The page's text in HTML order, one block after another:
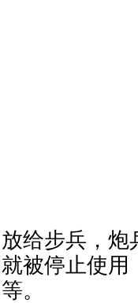
放给步兵，炮
就被停止使用
等。